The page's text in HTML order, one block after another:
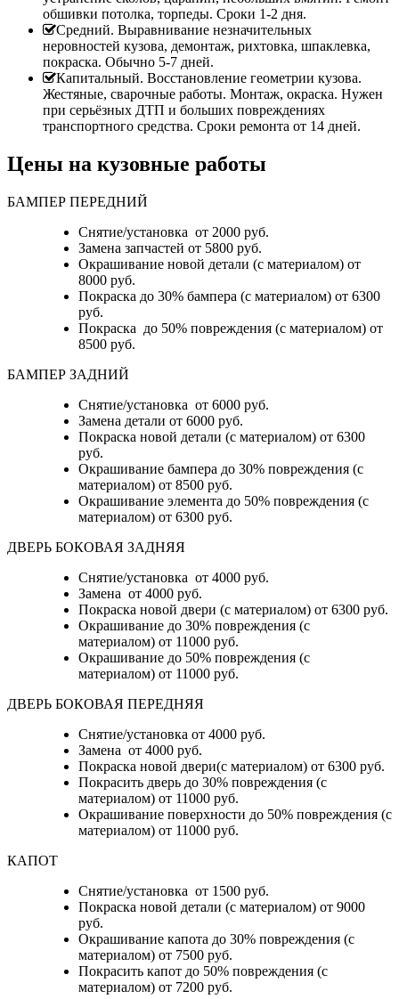
обшивки потолка, торпеды. Сроки 1-2 дня.
Средний. Выравнивание незначительных
неровностей кузова, демонтаж, рихтовка, шпаклевка,
покраска. Обычно 5-7 дней.
Капитальный. Восстановление геометрии кузова.
Жестяные, сварочные работы. Монтаж, окраска. Нужен
при серьёзных ДТП и больших повреждениях
транспортного средства. Сроки ремонта от 14 дней.
Цены на кузовные работы
БАМПЕР ПЕРЕДНИЙ
Снятие/установка от 2000 руб.
Замена запчастей от 5800 руб.
Окрашивание новой детали (с материалом) от
8000 руб.
Покраска до 30% бампера (с материалом) от 6300
руб.
Покраска до 50% повреждения (с материалом) от
8500 руб.
БАМПЕР ЗАДНИЙ
Снятие/установка от 6000 руб.
Замена детали от 6000 руб.
Покраска новой детали (с материалом) от 6300
руб.
Окрашивание бампера до 30% повреждения (с
материалом) от 8500 руб.
Окрашивание элемента до 50% повреждения (с
материалом) от 6300 руб.
ДВЕРЬ БОКОВАЯ ЗАДНЯЯ
Снятие/установка от 4000 руб.
Замена от 4000 руб.
Покраска новой двери (с материалом) от 6300 руб.
Окрашивание до 30% повреждения (с
материалом) от 11000 руб.
Окрашивание до 50% повреждения (с
материалом) от 11000 руб.
ДВЕРЬ БОКОВАЯ ПЕРЕДНЯЯ
Снятие/установка от 4000 руб.
Замена от 4000 руб.
Покраска новой двери(с материалом) от 6300 руб.
Покрасить дверь до 30% повреждения (с
материалом) от 11000 руб.
Окрашивание поверхности до 50% повреждения (с
материалом) от 11000 руб.
КАПОТ
Снятие/установка от 1500 руб.
Покраска новой детали (с материалом) от 9000
руб.
Окрашивание капота до 30% повреждения (с
материалом) от 7500 руб.
Покрасить капот до 50% повреждения (с
материалом) от 7200 руб.